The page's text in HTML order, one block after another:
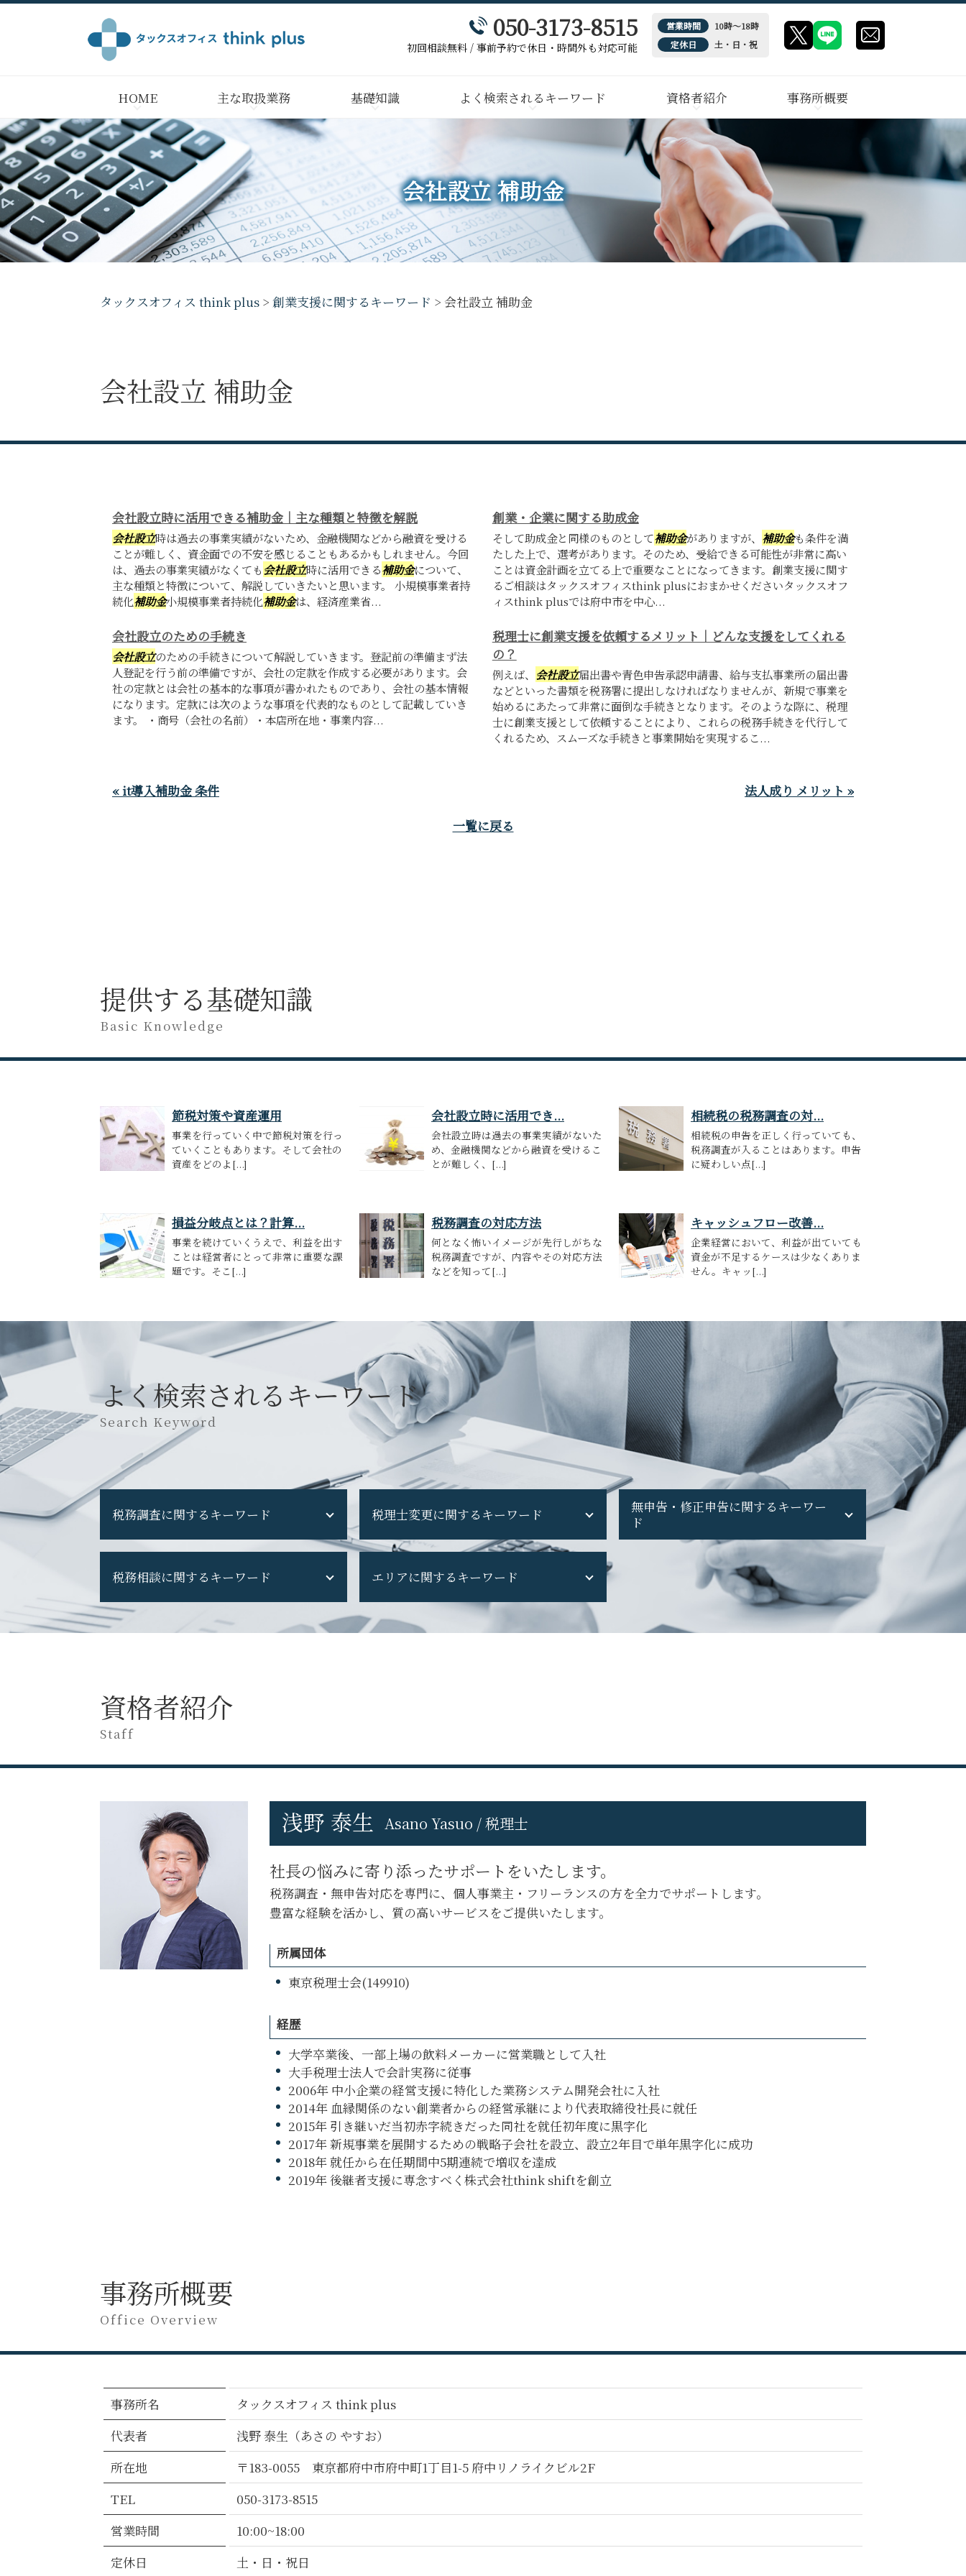
会社設立 補助金
050-3173-8515
初回相談無料 / 事前予約で休日・時間外も対応可能
営業時間
10時～18時
定休日
土・日・祝
HOME 主な取扱業務 基礎知識 よく検索されるキーワード 資格者紹介 事務所概要
タックスオフィス think plus > 創業支援に関するキーワード > 会社設立 補助金
会社設立 補助金
会社設立時に活用できる補助金｜主な種類と特徴を解説
会社設立時は過去の事業実績がないため、金融機関などから融資を受ける
ことが難しく、資金面での不安を感じることもあるかもしれません。今回
は、過去の事業実績がなくても 会社設立時に活用できる補助金について、
主な種類と特徴について、解説していきたいと思います。 小規模事業者持
続化補助金小規模事業者持続化補助金は、経済産業省...
創業・企業に関する助成金
そして助成金と同様のものとして補助金がありますが、 補助金も条件を満
たした上で、選考があります。そのため、受給できる可能性が非常に高い
ことは資金計画を立てる上で重要なことになってきます。創業支援に関す
るご相談はタックスオフィスthink plusにおまかせくださいタックスオフ
ィスthink plusでは府中市を中心...
会社設立のための手続き
会社設立のための手続きについて解説していきます。登記前の準備まず法
人登記を行う前の準備ですが、会社の定款を作成する必要があります。会
社の定款とは会社の基本的な事項が書かれたものであり、会社の基本情報
になります。定款には次のような事項を代表的なものとして記載していき
ます。 ・商号（会社の名前）・本店所在地・事業内容...
税理士に創業支援を依頼するメリット｜どんな支援をしてくれる
の？
例えば、 会社設立届出書や青色申告承認申請書、給与支払事業所の届出書
などといった書類を税務署に提出しなければなりませんが、新規で事業を
始めるにあたって非常に面倒な手続きとなります。そのような際に、税理
士に創業支援として依頼することにより、これらの税務手続きを代行して
くれるため、スムーズな手続きと事業開始を実現するこ...
« it導入補助金 条件
法人成り メリット »
一覧に戻る
提供する基礎知識
Basic Knowledge
節税対策や資産運用
事業を行っていく中で節税対策を行っ
ていくこともあります。そして会社の
資産をどのよ[...]
会社設立時に活用でき...
会社設立時は過去の事業実績がないた
め、金融機関などから融資を受けるこ
とが難しく、[...]
相続税の税務調査の対...
相続税の申告を正しく行っていても、
税務調査が入ることはあります。申告
に疑わしい点[...]
損益分岐点とは？計算...
事業を続けていくうえで、利益を出す
ことは経営者にとって非常に重要な課
題です。そこ[...]
税務調査の対応方法
何となく怖いイメージが先行しがちな
税務調査ですが、内容やその対応方法
などを知って[...]
キャッシュフロー改善...
企業経営において、利益が出ていても
資金が不足するケースは少なくありま
せん。キャッ[...]
よく検索されるキーワード
Search Keyword
税務調査に関するキーワード
税務調査 重加算税
税務調査 費用
税務調査 流れ
税務調査 通知 来た
税務調査 個人事業主
税務調査 修正申告 断る
税務調査 立会い
税務調査 専門 税理士
税務調査 選ばれる 理由
税務調査 追徴課税
税務調査 対応
税務調査 断れる
税理士変更に関するキーワード
税理士 を 変え たい
税理士交代 最適 時期
税理士 担当 変わる
税理士交代時 書類 回収
税理士変更 メリット
税理士交代時 手続き
税理士 セカンドオピニオン
税理士変更 書類
税理士 変える 理由
無申告・修正申告に関するキーワー
ド
確定申告 忘れた
申告漏れ バレる
修正申告 ペナルティ
無申告 個人事業主
無申告 ペナルティ
無申告 バレる
税務相談に関するキーワード
税務申告 決算
税務調査 時期
税務相談 どこから
税務調査
税務調査 何年分
税理士 税務相談とは
法人税 申告期限
税務調査 タイミング
個人事業主 確定申告
税務調査 対象
税務申告とは
税務調査 対象期間
税務申告とは 個人
税務申告 法人税
エリアに関するキーワード
立川市 創業支援
府中市 税務相談
府中市 経営コンサル
府中市 法人税務
立川市 税務調査 対応
立川市 会社設立
日野市 創業支援
八王子市 税務申告
資格者紹介
Staff
浅野 泰生 Asano Yasuo / 税理士
社長の悩みに寄り添ったサポートをいたします。
税務調査・無申告対応を専門に、個人事業主・フリーランスの方を全力でサポートします。
豊富な経験を活かし、質の高いサービスをご提供いたします。
所属団体
東京税理士会(149910)
経歴
大学卒業後、一部上場の飲料メーカーに営業職として入社
大手税理士法人で会計実務に従事
2006年 中小企業の経営支援に特化した業務システム開発会社に入社
2014年 血縁関係のない創業者からの経営承継により代表取締役社長に就任
2015年 引き継いだ当初赤字続きだった同社を就任初年度に黒字化
2017年 新規事業を展開するための戦略子会社を設立、設立2年目で単年黒字化に成功
2018年 就任から在任期間中5期連続で増収を達成
2019年 後継者支援に専念すべく株式会社think shiftを創立
事務所概要
Office Overview
事務所名
タックスオフィス think plus
代表者
浅野 泰生（あさの やすお）
所在地
〒183-0055 東京都府中市府中町1丁目1-5 府中リノライクビル2F
TEL
050-3173-8515
営業時間
10:00~18:00
定休日
土・日・祝日